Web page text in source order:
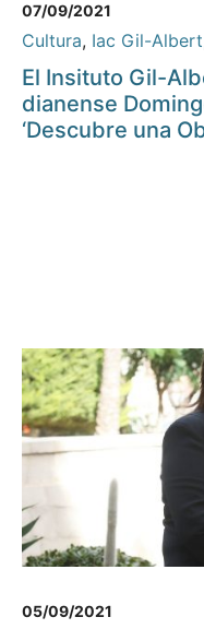
07/09/2021
Cultura, Iac Gil-Albert
El Insituto Gil-
dianense
‘Descubre una
05/09/2021